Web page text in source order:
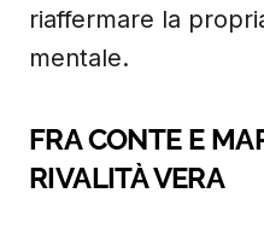
riaffermare la
mentale.
FRA CONTE E
RIVALITÀ VERA